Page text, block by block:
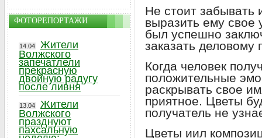
Не стоит забывать
выразить ему свое
был успешно
заказать деловому
Когда человек
положительные
раскрывать свое
приятное. Цветы
получатель не
Цветы иил
ФОТОРЕПОРТАЖИ
14.04
Жители
Волжского
запечатлели
прекрасную
двойную радугу
после ливня
13.04
Жители
Волжского
празднуют
пахсальную